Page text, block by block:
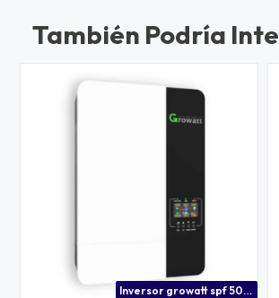
También Podría
Inversor growatt spf 5000w 48v precio | inversor solar 5kw buena calidad